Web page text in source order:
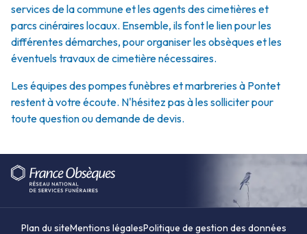
services de la commune et les agents des cimetières et
parcs cinéraires locaux. Ensemble, ils font le lien pour les
différentes démarches, pour organiser les obsèques et les
éventuels travaux de cimetière nécessaires.
Les équipes des pompes funèbres et marbreries à Pontet
restent à votre écoute. N'hésitez pas à les solliciter pour
toute question ou demande de devis.
Plan du siteMentions légalesPolitique de gestion des données